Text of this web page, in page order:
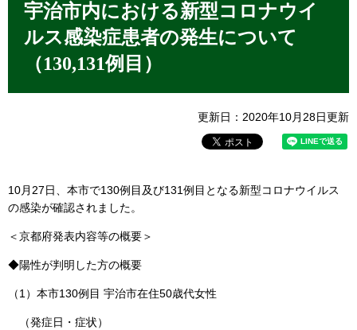
宇治市内における新型コロナウイ
ルス感染症患者の発生について
（130,131例目）
更新日：2020年10月28日更新
10月27日、本市で130例目及び131例目となる新型コロナウイルス
の感染が確認されました。
＜京都府発表内容等の概要＞
◆陽性が判明した方の概要
（1）本市130例目 宇治市在住50歳代女性
（発症日・症状）